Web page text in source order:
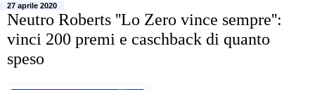
27 aprile 2020
Neutro Roberts ''Lo Zero vince sempre'':
vinci 200 premi e caschback di quanto
speso